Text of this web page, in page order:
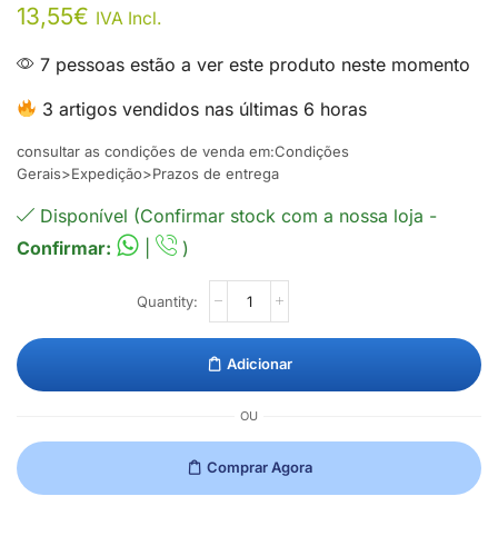
13,55€ IVA Incl.
7 pessoas estão a ver este produto neste momento
3 artigos vendidos nas últimas 6 horas
consultar as condições de venda em:Condições
Gerais>Expedição>Prazos de entrega
Disponível (Confirmar stock com a nossa loja -
Confirmar:
)
Adicionar
OU
Comprar Agora